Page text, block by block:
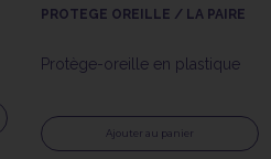
PROTEGE OREILLE / LA PAIRE
Protège-oreille en plastique
Ajouter au panier